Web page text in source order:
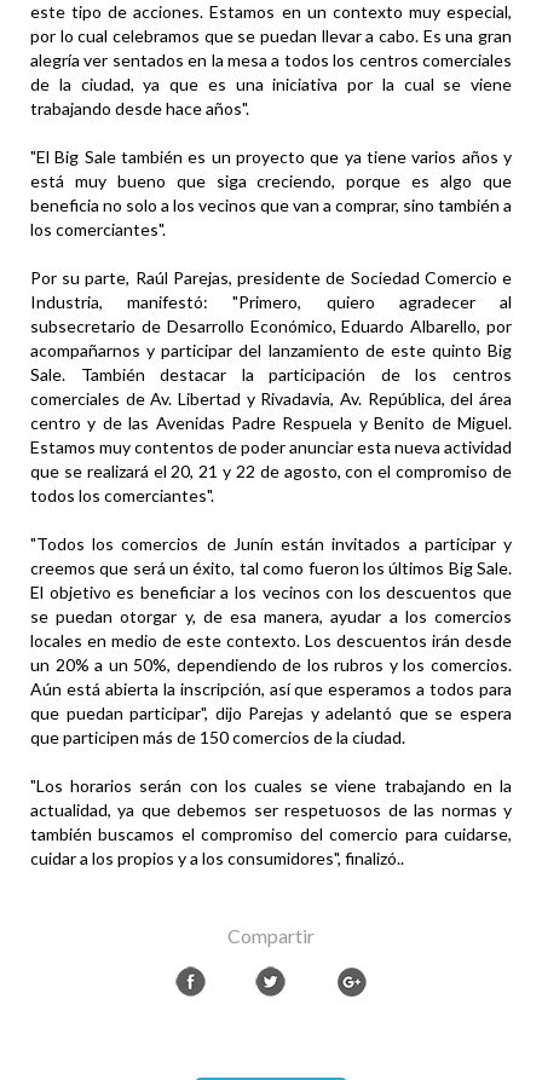
este tipo de acciones. Estamos en un contexto muy especial,
por lo cual celebramos que se puedan llevar a cabo. Es una gran
alegría ver sentados en la mesa a todos los centros comerciales
de la ciudad, ya que es una iniciativa por la cual se viene
trabajando desde hace años".
"El Big Sale también es un proyecto que ya tiene varios años y
está muy bueno que siga creciendo, porque es algo que
beneficia no solo a los vecinos que van a comprar, sino también a
los comerciantes".
Por su parte, Raúl Parejas, presidente de Sociedad Comercio e
Industria, manifestó: "Primero, quiero agradecer al
subsecretario de Desarrollo Económico, Eduardo Albarello, por
acompañarnos y participar del lanzamiento de este quinto Big
Sale. También destacar la participación de los centros
comerciales de Av. Libertad y Rivadavia, Av. República, del área
centro y de las Avenidas Padre Respuela y Benito de Miguel.
Estamos muy contentos de poder anunciar esta nueva actividad
que se realizará el 20, 21 y 22 de agosto, con el compromiso de
todos los comerciantes".
"Todos los comercios de Junín están invitados a participar y
creemos que será un éxito, tal como fueron los últimos Big Sale.
El objetivo es beneficiar a los vecinos con los descuentos que
se puedan otorgar y, de esa manera, ayudar a los comercios
locales en medio de este contexto. Los descuentos irán desde
un 20% a un 50%, dependiendo de los rubros y los comercios.
Aún está abierta la inscripción, así que esperamos a todos para
que puedan participar", dijo Parejas y adelantó que se espera
que participen más de 150 comercios de la ciudad.
"Los horarios serán con los cuales se viene trabajando en la
actualidad, ya que debemos ser respetuosos de las normas y
también buscamos el compromiso del comercio para cuidarse,
cuidar a los propios y a los consumidores", finalizó..
Compartir